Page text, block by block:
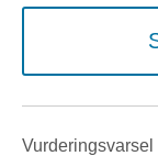
Vurderings­varsel